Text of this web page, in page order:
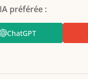
préférée :
ChatGPT